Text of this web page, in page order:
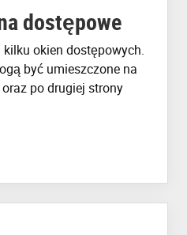
dostępowe
okien dostępowych.
być umieszczone na
po drugiej strony